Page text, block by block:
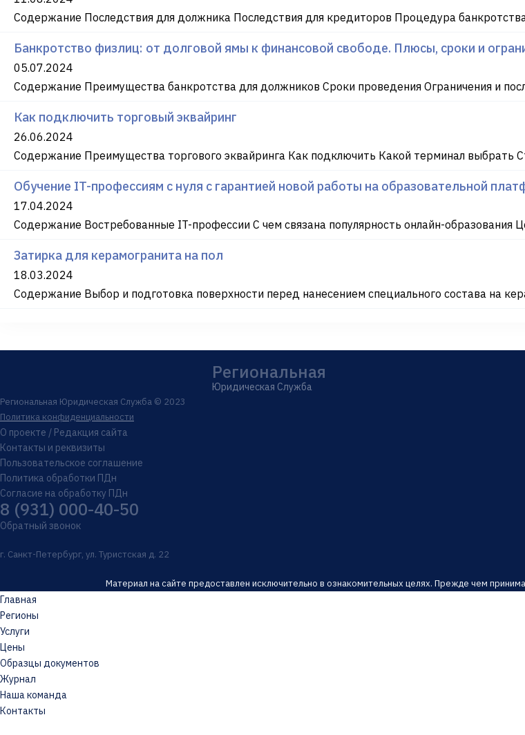
Содержание Последствия для должника Последствия для кредиторов Процедура
Банкротство физлиц: от долговой ямы к финансовой свободе. Плюсы, сроки и
05.07.2024
Содержание Преимущества банкротства для должников Сроки проведения Ограничения и
Как подключить торговый эквайринг
26.06.2024
Содержание Преимущества торгового эквайринга Как подключить Какой терминал выбрать
Обучение IT-профессиям с нуля с гарантией новой работы на образовательной
17.04.2024
Содержание Востребованные IT-профессии С чем связана популярность онлайн-образования
Затирка для керамогранита на пол
18.03.2024
Содержание Выбор и подготовка поверхности перед нанесением специального состава на
Региональная
Юридическая Служба
Региональная Юридическая Служба © 2023
Политика конфиденциальности
О проекте / Редакция сайта
Контакты и реквизиты
Пользовательское соглашение
Политика обработки ПДн
Согласие на обработку ПДн
8 (931) 000-40-50
Обратный звонок
г. Санкт-Петербург, ул. Туристская д. 22
Материал на сайте предоставлен исключительно в ознакомительных целях. Прежде чем
Главная
Регионы
Услуги
Цены
Образцы документов
Журнал
Наша команда
Контакты